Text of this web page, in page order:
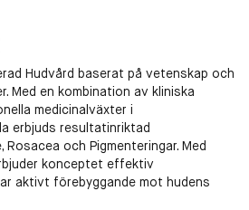
Hudvård baserat på vetenskap och
Med en kombination av kliniska
medicinalväxter i
erbjuds resultatinriktad
och Pigmenteringar. Med
konceptet effektiv
aktivt förebyggande mot hudens